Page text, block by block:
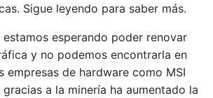
Sigue leyendo para saber más.
estamos esperando poder renovar
y no podemos encontrarla en
empresas de hardware como MSI
a la minería ha aumentado la